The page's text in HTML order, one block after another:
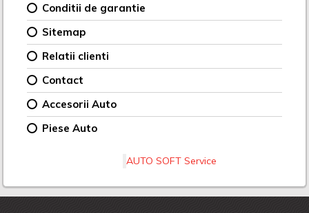
Conditii de garantie
Sitemap
Relatii clienti
Contact
Accesorii Auto
Piese Auto
AUTO SOFT Service